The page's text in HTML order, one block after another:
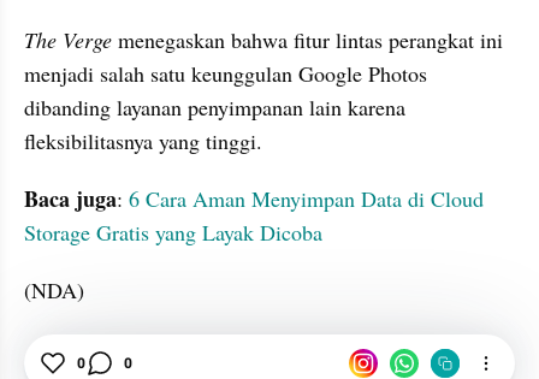
The Verge menegaskan bahwa fitur lintas perangkat ini
menjadi salah satu keunggulan Google Photos
dibanding layanan penyimpanan lain karena
fleksibilitasnya yang tinggi.
Baca juga: 6 Cara Aman Menyimpan Data di Cloud
Storage Gratis yang Layak Dicoba
(NDA)
Google
Voidelle
0 0